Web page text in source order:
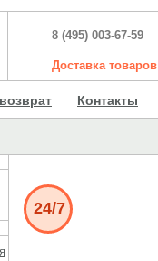
8 (495) 003-67-59
Доставкатоваров
Контакты
24/7